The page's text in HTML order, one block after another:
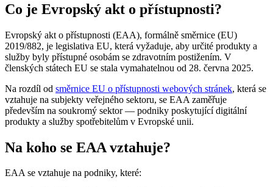
Co je Evropský akt o přístupnosti?
Evropský akt o přístupnosti (EAA), formálně směrnice (EU)
2019/882, je legislativa EU, která vyžaduje, aby určité produkty a
služby byly přístupné osobám se zdravotním postižením. V
členských státech EU se stala vymahatelnou od 28. června 2025.
Na rozdíl od směrnice EU o přístupnosti webových stránek, která se
vztahuje na subjekty veřejného sektoru, se EAA zaměřuje
především na soukromý sektor — podniky poskytující digitální
produkty a služby spotřebitelům v Evropské unii.
Na koho se EAA vztahuje?
EAA se vztahuje na podniky, které: